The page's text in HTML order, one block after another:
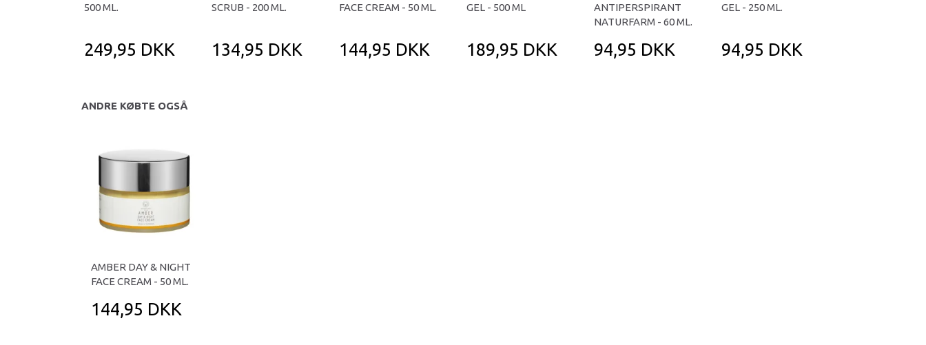
500 ML.
249,95 DKK
SCRUB - 200 ML.
134,95 DKK
FACE CREAM - 50 ML.
144,95 DKK
GEL - 500 ML
189,95 DKK
ANTIPERSPIRANT
NATURFARM - 60 ML.
94,95 DKK
GEL - 250 ML.
94,95 DKK
ANDRE KØBTE OGSÅ
AMBER DAY & NIGHT
FACE CREAM - 50 ML.
144,95 DKK